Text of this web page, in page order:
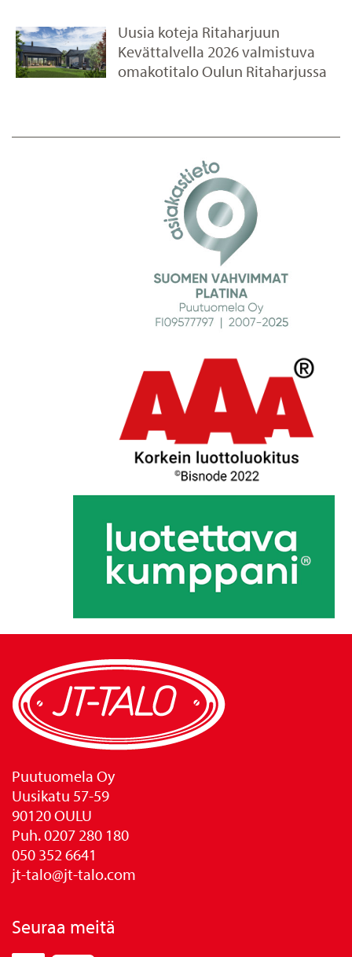
Uusia koteja Ritaharjuun
Kevättalvella 2026 valmistuva
omakotitalo Oulun Ritaharjussa
Puutuomela Oy
Uusikatu 57-59
90120 OULU
Puh. 0207 280 180
050 352 6641
jt-talo@jt-talo.com
Seuraa meitä